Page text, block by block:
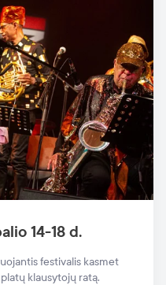
14-18 d.
festivalis kasmet
klausytojų ratą.